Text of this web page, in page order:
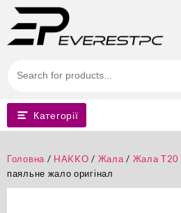
Перейти
Категорії
Головна / HAKKO / Жала / Жала T20
паяльне жало оригінал